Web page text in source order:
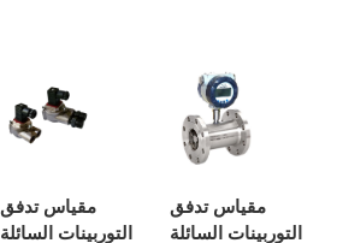
معدل تدفق حجم
السائل الموصل ،
على تصميم
السوائل ...
ومنخفض تآكل.
يمكن استخدامه
للمياه النظيفة ،
والماء الساخن ،
والديزل ، والحليب
، والمواد
مقياس تدفق
التوربينات السائلة
مقياس تدفق
التوربينات السائلة